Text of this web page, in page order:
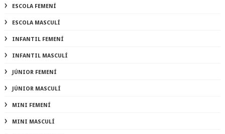
ESCOLA FEMENÍ
ESCOLA MASCULÍ
INFANTIL FEMENÍ
INFANTIL MASCULÍ
JÚNIOR FEMENÍ
JÚNIOR MASCULÍ
MINI FEMENÍ
MINI MASCULÍ